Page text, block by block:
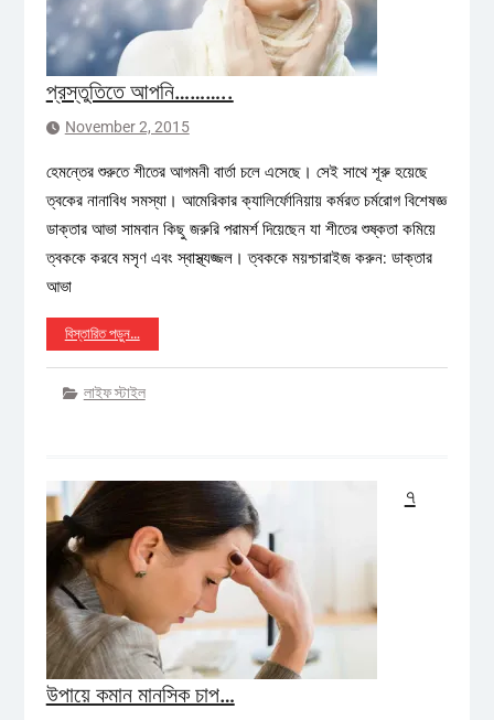
প্রস্তুতিতে আপনি………..
November 2, 2015
হেমন্তের শুরুতে শীতের আগমনী বার্তা চলে এসেছে। সেই সাথে শূরু হয়েছে
ত্বকের নানাবিধ সমস্যা। আমেরিকার ক্যালির্ফোনিয়ায় কর্মরত চর্মরোগ বিশেষজ্ঞ
ডাক্তার আভা সামবান কিছু জরুরি পরামর্শ দিয়েছেন যা শীতের শুষ্কতা কমিয়ে
ত্বককে করবে মসৃণ এবং স্বাস্থ্যজ্জল। ত্বককে ময়শ্চারাইজ করুন: ডাক্তার
আভা
বিস্তারিত পড়ুন…
লাইফ স্টাইল
৭
উপায়ে কমান মানসিক চাপ…